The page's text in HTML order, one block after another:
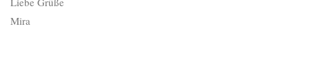
Mira